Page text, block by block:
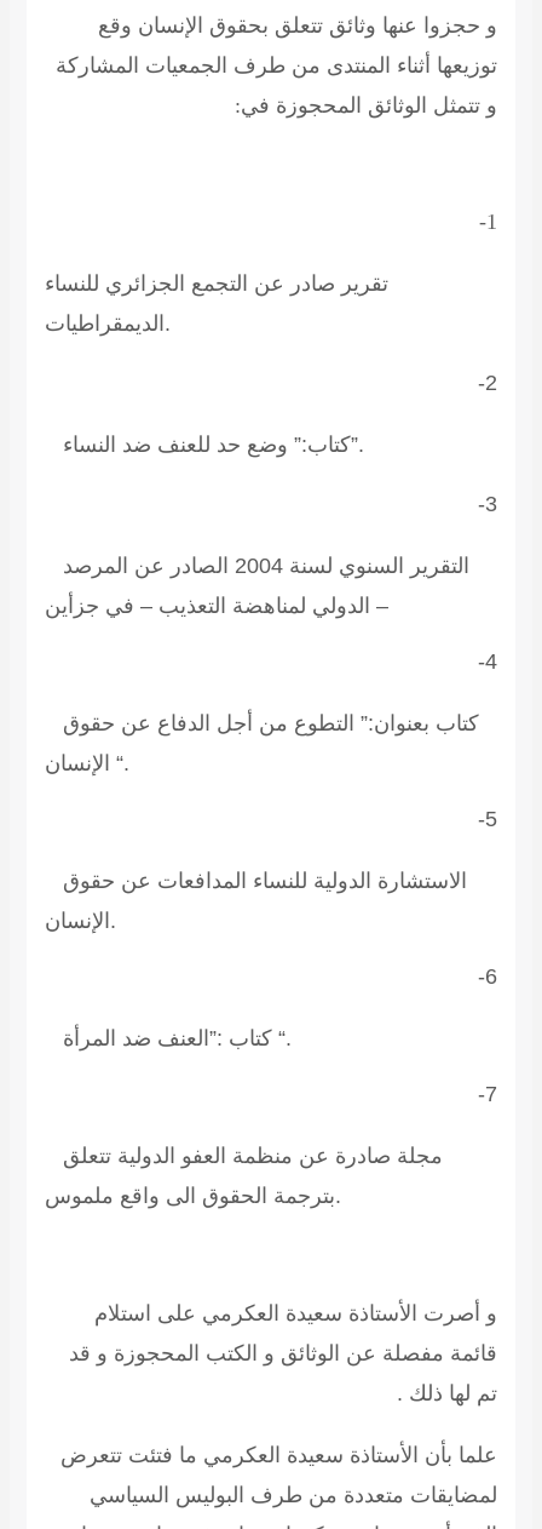
و حجزوا عنها وثائق تتعلق بحقوق الإنسان وقع
توزيعها أثناء المنتدى من طرف الجمعيات المشاركة
و تتمثل الوثائق المحجوزة في:
1-
تقرير صادر عن التجمع الجزائري للنساء
الديمقراطيات.
2-
كتاب:” وضع حد للعنف ضد النساء”.
3-
التقرير السنوي لسنة 2004 الصادر عن المرصد
الدولي لمناهضة التعذيب – في جزأين –
4-
كتاب بعنوان:” التطوع من أجل الدفاع عن حقوق
الإنسان “.
5-
الاستشارة الدولية للنساء المدافعات عن حقوق
الإنسان.
6-
كتاب :”العنف ضد المرأة “.
7-
مجلة صادرة عن منظمة العفو الدولية تتعلق
بترجمة الحقوق الى واقع ملموس.
و أصرت الأستاذة سعيدة العكرمي على استلام
قائمة مفصلة عن الوثائق و الكتب المحجوزة و قد
تم لها ذلك .
علما بأن الأستاذة سعيدة العكرمي ما فتئت تتعرض
لمضايقات متعددة من طرف البوليس السياسي